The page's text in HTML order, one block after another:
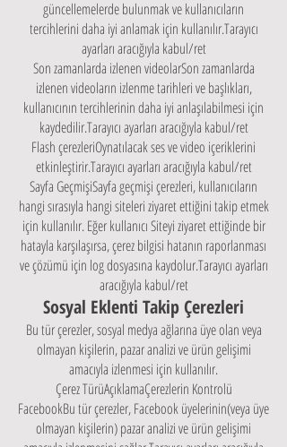
güncellemelerde bulunmak ve kullanıcıların
tercihlerini daha iyi anlamak için kullanılır.Tarayıcı
ayarları aracığıyla kabul/ret
Son zamanlarda izlenen videolarSon zamanlarda
izlenen videoların izlenme tarihleri ve başlıkları,
kullanıcının tercihlerinin daha iyi anlaşılabilmesi için
kaydedilir.Tarayıcı ayarları aracığıyla kabul/ret
Flash çerezleriOynatılacak ses ve video içeriklerini
etkinleştirir.Tarayıcı ayarları aracığıyla kabul/ret
Sayfa GeçmişiSayfa geçmişi çerezleri, kullanıcıların
hangi sırasıyla hangi siteleri ziyaret ettiğini takip etmek
için kullanılır. Eğer kullanıcı Siteyi ziyaret ettiğinde bir
hatayla karşılaşırsa, çerez bilgisi hatanın raporlanması
ve çözümü için log dosyasına kaydolur.Tarayıcı ayarları
aracığıyla kabul/ret
Sosyal Eklenti Takip Çerezleri
Bu tür çerezler, sosyal medya ağlarına üye olan veya
olmayan kişilerin, pazar analizi ve ürün gelişimi
amacıyla izlenmesi için kullanılır.
Çerez TürüAçıklamaÇerezlerin Kontrolü
FacebookBu tür çerezler, Facebook üyelerinin(veya üye
olmayan kişilerin) pazar analizi ve ürün gelişimi